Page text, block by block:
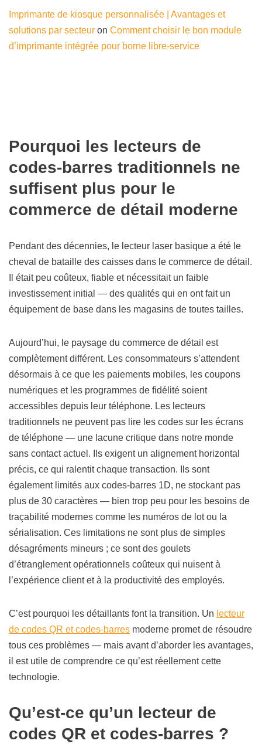
Imprimante de kiosque personnalisée | Avantages et
solutions par secteur on Comment choisir le bon module
d’imprimante intégrée pour borne libre-service
Pourquoi les lecteurs de
codes-barres traditionnels ne
suffisent plus pour le
commerce de détail moderne
Pendant des décennies, le lecteur laser basique a été le
cheval de bataille des caisses dans le commerce de détail.
Il était peu coûteux, fiable et nécessitait un faible
investissement initial — des qualités qui en ont fait un
équipement de base dans les magasins de toutes tailles.
Aujourd’hui, le paysage du commerce de détail est
complètement différent. Les consommateurs s’attendent
désormais à ce que les paiements mobiles, les coupons
numériques et les programmes de fidélité soient
accessibles depuis leur téléphone. Les lecteurs
traditionnels ne peuvent pas lire les codes sur les écrans
de téléphone — une lacune critique dans notre monde
sans contact actuel. Ils exigent un alignement horizontal
précis, ce qui ralentit chaque transaction. Ils sont
également limités aux codes-barres 1D, ne stockant pas
plus de 30 caractères — bien trop peu pour les besoins de
traçabilité modernes comme les numéros de lot ou la
sérialisation. Ces limitations ne sont plus de simples
désagréments mineurs ; ce sont des goulets
d’étranglement opérationnels coûteux qui nuisent à
l’expérience client et à la productivité des employés.
C’est pourquoi les détaillants font la transition. Un lecteur
de codes QR et codes-barres moderne promet de résoudre
tous ces problèmes — mais avant d’aborder les avantages,
il est utile de comprendre ce qu’est réellement cette
technologie.
Qu’est-ce qu’un lecteur de
codes QR et codes-barres ?